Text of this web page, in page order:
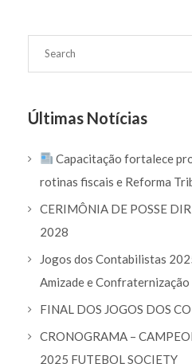
Últimas Notícias
Capacitação fortalece
rotinas fiscais e Reforma
CERIMÔNIA DE POSSE
2028
Jogos dos Contabilistas
Amizade e Confraternização
FINAL DOS JOGOS DOS
CRONOGRAMA –
2025 FUTEBOL SOCIETY